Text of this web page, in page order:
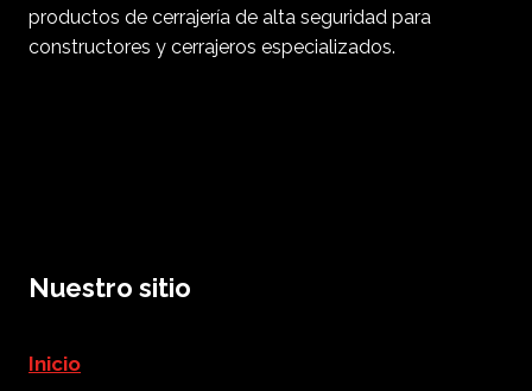
productos de cerrajería de alta seguridad para
constructores y cerrajeros especializados.
Nuestro sitio
Inicio